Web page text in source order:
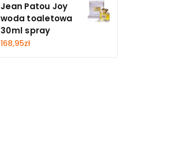
Jean Patou Joy
woda toaletowa
30ml spray
168,95zł